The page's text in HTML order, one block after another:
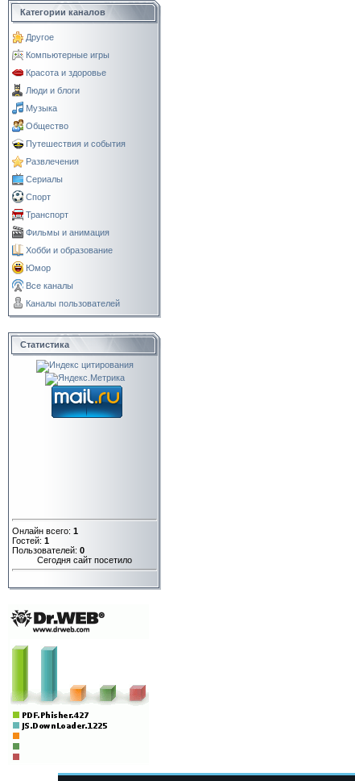
Категории каналов
Другое
Компьютерные игры
Красота и здоровье
Люди и блоги
Музыка
Общество
Путешествия и события
Развлечения
Сериалы
Спорт
Транспорт
Фильмы и анимация
Хобби и образование
Юмор
Все каналы
Каналы пользователей
Статистика
Онлайн всего: 1
Гостей: 1
Пользователей: 0
Сегодня сайт посетило